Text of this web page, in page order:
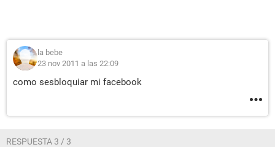
la bebe
23 nov 2011 a las 22:09
como sesbloquiar mi facebook
RESPUESTA 3 / 3